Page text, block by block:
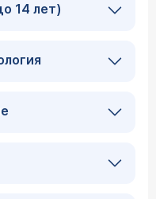
14 лет)